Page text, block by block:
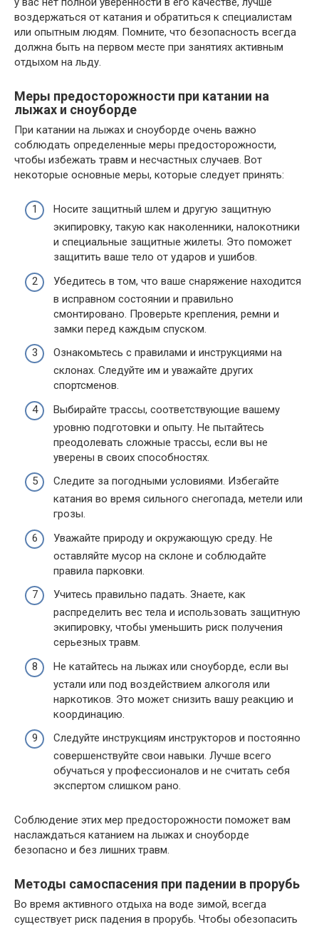
воздержаться от катания и обратиться к специалистам
или опытным людям. Помните, что безопасность всегда
должна быть на первом месте при занятиях активным
отдыхом на льду.
Меры предосторожности при катании на
лыжах и сноуборде
При катании на лыжах и сноуборде очень важно
соблюдать определенные меры предосторожности,
чтобы избежать травм и несчастных случаев. Вот
некоторые основные меры, которые следует принять:
Носите защитный шлем и другую защитную
экипировку, такую как наколенники, налокотники
и специальные защитные жилеты. Это поможет
защитить ваше тело от ударов и ушибов.
Убедитесь в том, что ваше снаряжение находится
в исправном состоянии и правильно
смонтировано. Проверьте крепления, ремни и
замки перед каждым спуском.
Ознакомьтесь с правилами и инструкциями на
склонах. Следуйте им и уважайте других
спортсменов.
Выбирайте трассы, соответствующие вашему
уровню подготовки и опыту. Не пытайтесь
преодолевать сложные трассы, если вы не
уверены в своих способностях.
Следите за погодными условиями. Избегайте
катания во время сильного снегопада, метели или
грозы.
Уважайте природу и окружающую среду. Не
оставляйте мусор на склоне и соблюдайте
правила парковки.
Учитесь правильно падать. Знаете, как
распределить вес тела и использовать защитную
экипировку, чтобы уменьшить риск получения
серьезных травм.
Не катайтесь на лыжах или сноуборде, если вы
устали или под воздействием алкоголя или
наркотиков. Это может снизить вашу реакцию и
координацию.
Следуйте инструкциям инструкторов и постоянно
совершенствуйте свои навыки. Лучше всего
обучаться у профессионалов и не считать себя
экспертом слишком рано.
Соблюдение этих мер предосторожности поможет вам
наслаждаться катанием на лыжах и сноуборде
безопасно и без лишних травм.
Методы самоспасения при падении в прорубь
Во время активного отдыха на воде зимой, всегда
существует риск падения в прорубь. Чтобы обезопасить